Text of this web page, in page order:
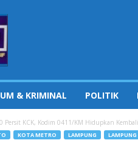
& KRIMINAL POLITIK
Persit KCK, Kodim 0411/KM Hidupkan
KOTA METRO LAMPUNG LAMPUNG